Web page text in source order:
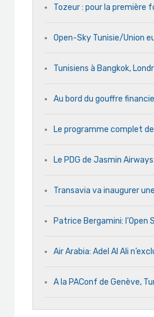
Tozeur : pour la première
Open-Sky Tunisie/Union
Tunisiens à Bangkok,
Au bord du gouffre
Le programme complet
Le PDG de Jasmin
Transavia va inaugurer
Patrice Bergamini:
Air Arabia: Adel Al Ali
A la PAConf de Genève,